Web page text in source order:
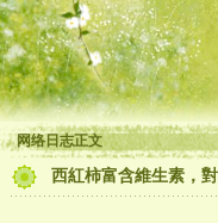
网络日志正文
西紅柿富含維生素，